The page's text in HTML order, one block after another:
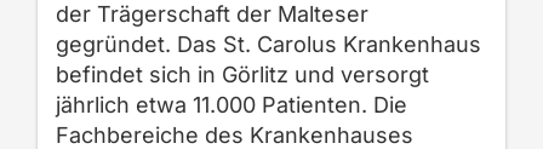
der Trägerschaft der Malteser
gegründet. Das St. Carolus Krankenhaus
befindet sich in Görlitz und versorgt
jährlich etwa 11.000 Patienten. Die
Fachbereiche des Krankenhauses